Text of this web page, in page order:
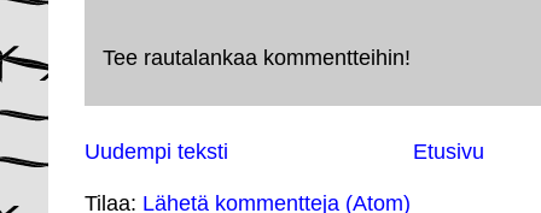
Tee rautalankaa kommentteihin!
Uudempi teksti Etusivu
Tilaa: Lähetä kommentteja (Atom)